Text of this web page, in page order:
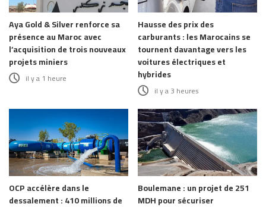
Aya Gold & Silver renforce sa
présence au Maroc avec
l’acquisition de trois nouveaux
projets miniers
il y a 1 heure
Hausse des prix des
carburants : les Marocains se
tournent davantage vers les
voitures électriques et
hybrides
il y a 3 heures
OCP accélère dans le
dessalement : 410 millions de
Boulemane : un projet de 251
MDH pour sécuriser